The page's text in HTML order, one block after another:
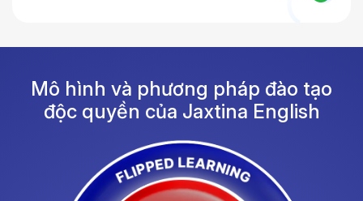
Mô hình và phương pháp đào tạo
độc quyền của Jaxtina English